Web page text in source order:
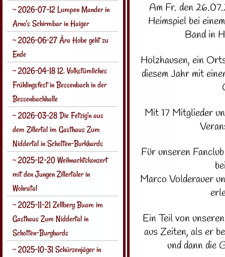
~ 2026-07-12 Lumpen Mander in
Arno's Schirmbar in Haiger
~ 2026-06-27 Ära Hobe geht zu
Ende
~ 2026-04-18 12. Volkstümliches
Frühlingsfest in Bessenbach in der
Bessenbachhalle
~ 2026-03-28 Die Fetzig'n aus
dem Zillertal im Gasthaus Zum
Niddertal in Schotten-Burkhards
~ 2025-12-20 Weihnachtskonzert
mit den Jungen Zillertaler in
Wohratal
~ 2025-11-21 Zellberg Buam im
Gasthaus Zum Niddertal in
Schotten-Burghards
~ 2025-10-31 Schürzenjäger in
Am Fr. den
Heimspiel bei
Band in
Holzhausen, ein
diesem Jahr mit
Mit 17 Mitglieder
Für unseren
Marco Volderauer
Ein Teil von
aus Zeiten, als er
und dann die